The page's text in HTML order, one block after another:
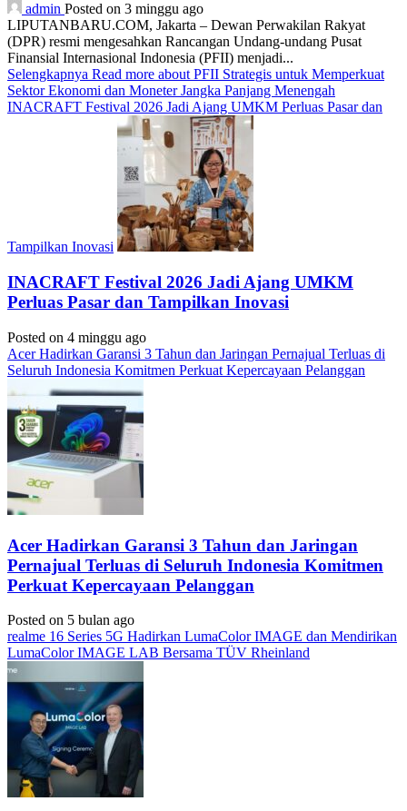
admin Posted on 3 minggu ago
LIPUTANBARU.COM, Jakarta – Dewan Perwakilan Rakyat
(DPR) resmi mengesahkan Rancangan Undang-undang Pusat
Finansial Internasional Indonesia (PFII) menjadi...
Selengkapnya Read more about PFII Strategis untuk Memperkuat
Sektor Ekonomi dan Moneter Jangka Panjang Menengah
INACRAFT Festival 2026 Jadi Ajang UMKM Perluas Pasar dan
Tampilkan Inovasi
INACRAFT Festival 2026 Jadi Ajang UMKM
Perluas Pasar dan Tampilkan Inovasi
Posted on 4 minggu ago
Acer Hadirkan Garansi 3 Tahun dan Jaringan Pernajual Terluas di
Seluruh Indonesia Komitmen Perkuat Kepercayaan Pelanggan
Acer Hadirkan Garansi 3 Tahun dan Jaringan
Pernajual Terluas di Seluruh Indonesia Komitmen
Perkuat Kepercayaan Pelanggan
Posted on 5 bulan ago
realme 16 Series 5G Hadirkan LumaColor IMAGE dan Mendirikan
LumaColor IMAGE LAB Bersama TÜV Rheinland